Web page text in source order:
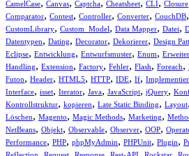
CamelCase, Canvas, Captcha, Cheatsheet, CLI, Closure
Comparator, Contest, Controller, Converter, CouchDB,
CustomLibrary, Custom_Model , Data Mapper, Datei,
Datentypen, Dating, Decorator, Dekorierer, Design
Eclipse, Entwicklung, Entwurfsmuster, Enum,
Handling, Extension, Factory, Fehler, Flash, Foreach,
Futon, Header, HTML5, HTTP, IDE, If,
Interface, isset, Iterator, Java, JavaScript, jQuery,
Kontrollstruktur, kopieren, Late Static Binding, Layout,
Löschen, Magento, Magic Methods, Marketing,
NetBeans, Objekt, Observable, Observer, OOP,
Performance, PHP, phpMyAdmin, PHPUnit, Plugin,
, , , , ,